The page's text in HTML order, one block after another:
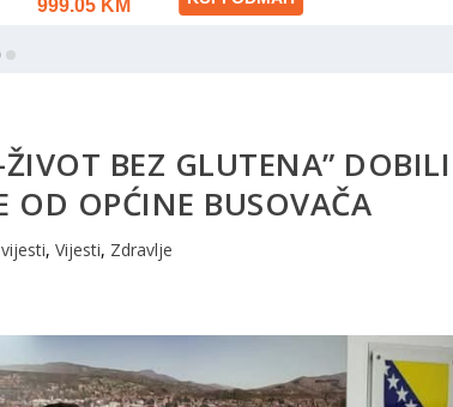
BEZ GLUTENA” DOBILI
OD OPĆINE BUSOVAČA
, Vijesti, Zdravlje